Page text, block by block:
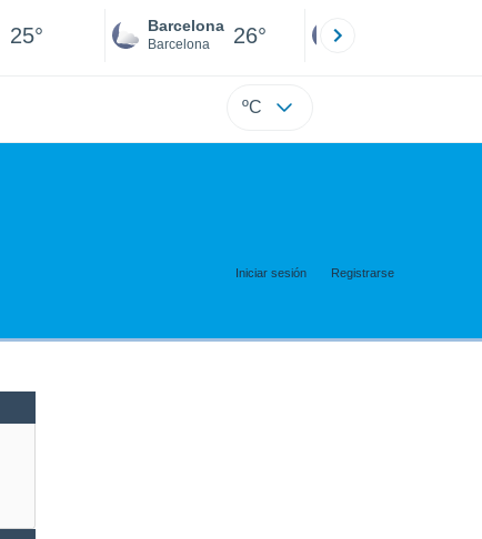
25° Barcelona
Barcelona 26°
ºC
Iniciar sesión Registrarse